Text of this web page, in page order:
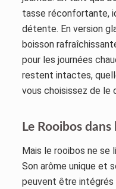
tasse réconfortante,
détente. En version
boisson
pour les journées
restent intactes,
vous choisissez de le
Le Rooibos dans
Mais le rooibos ne se
Son arôme unique et
peuvent être intégrés